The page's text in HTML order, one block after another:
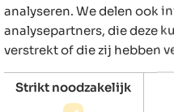
analyseren. We delen ook
analysepartners, die deze
verstrekt of die zij hebben
Strikt noodzakelijk